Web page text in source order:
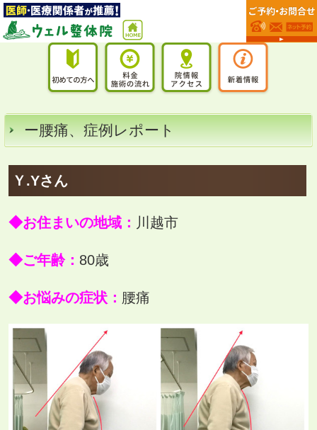
ー腰痛、症例レポート
Ｙ.Yさん
◆お住まいの地域： 川越市
◆ご年齢： 80歳
◆お悩みの症状： 腰痛